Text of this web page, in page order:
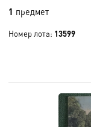
1 предмет
Номер лота: 13599